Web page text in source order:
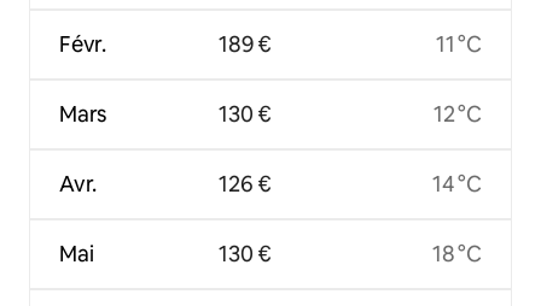
Févr.
Mars
Avr.
Mai
189 €
130 €
126 €
130 €
11 °C
12 °C
14 °C
18 °C